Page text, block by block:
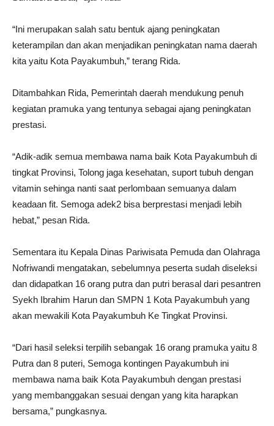
“Ini merupakan salah satu bentuk ajang peningkatan
keterampilan dan akan menjadikan peningkatan nama daerah
kita yaitu Kota Payakumbuh,” terang Rida.
Ditambahkan Rida, Pemerintah daerah mendukung penuh
kegiatan pramuka yang tentunya sebagai ajang peningkatan
prestasi.
“Adik-adik semua membawa nama baik Kota Payakumbuh di
tingkat Provinsi, Tolong jaga kesehatan, suport tubuh dengan
vitamin sehinga nanti saat perlombaan semuanya dalam
keadaan fit. Semoga adek2 bisa berprestasi menjadi lebih
hebat,” pesan Rida.
Sementara itu Kepala Dinas Pariwisata Pemuda dan Olahraga
Nofriwandi mengatakan, sebelumnya peserta sudah diseleksi
dan didapatkan 16 orang putra dan putri berasal dari pesantren
Syekh Ibrahim Harun dan SMPN 1 Kota Payakumbuh yang
akan mewakili Kota Payakumbuh Ke Tingkat Provinsi.
“Dari hasil seleksi terpilih sebangak 16 orang pramuka yaitu 8
Putra dan 8 puteri, Semoga kontingen Payakumbuh ini
membawa nama baik Kota Payakumbuh dengan prestasi
yang membanggakan sesuai dengan yang kita harapkan
bersama,” pungkasnya.